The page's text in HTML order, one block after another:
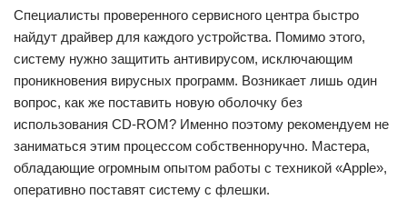
Специалисты проверенного сервисного центра быстро
найдут драйвер для каждого устройства. Помимо этого,
систему нужно защитить антивирусом, исключающим
проникновения вирусных программ. Возникает лишь один
вопрос, как же поставить новую оболочку без
использования CD-ROM? Именно поэтому рекомендуем не
заниматься этим процессом собственноручно. Мастера,
обладающие огромным опытом работы с техникой «Apple»,
оперативно поставят систему с флешки.